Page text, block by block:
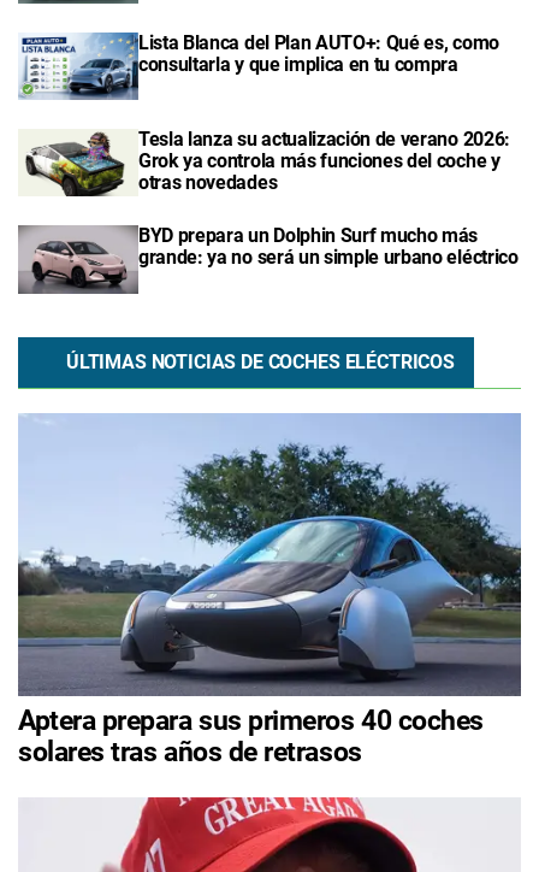
Lista Blanca del Plan AUTO+: Qué es, como
consultarla y que implica en tu compra
Tesla lanza su actualización de verano 2026:
Grok ya controla más funciones del coche y
otras novedades
BYD prepara un Dolphin Surf mucho más
grande: ya no será un simple urbano eléctrico
ÚLTIMAS NOTICIAS DE COCHES ELÉCTRICOS
Aptera prepara sus primeros 40 coches
solares tras años de retrasos